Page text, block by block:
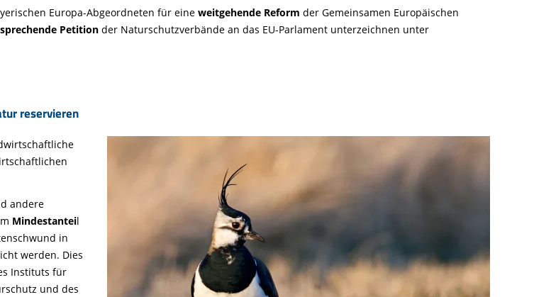
Europa-Abgeordneten für eine weitgehende Reform der Gemeinsamen Europäischen
Petition der Naturschutzverbände an das EU-Parlament unterzeichnen unter
reservieren
andere
Mindestanteil
in
werden. Dies
Instituts für
und des